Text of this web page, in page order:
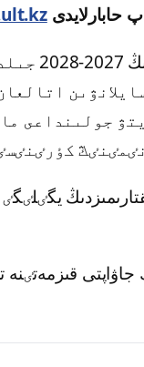
حابارلايدىult.kz.
پرەزيدەنت
جولىنداعى
قىزمەتٸنە